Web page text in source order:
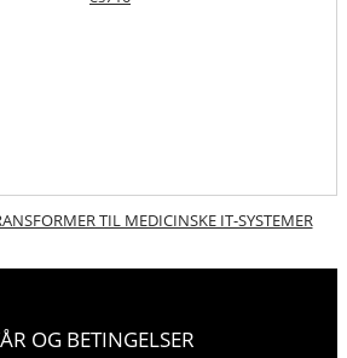
TIL MEDICINSKE IT-SYSTEMER
OG BETINGELSER